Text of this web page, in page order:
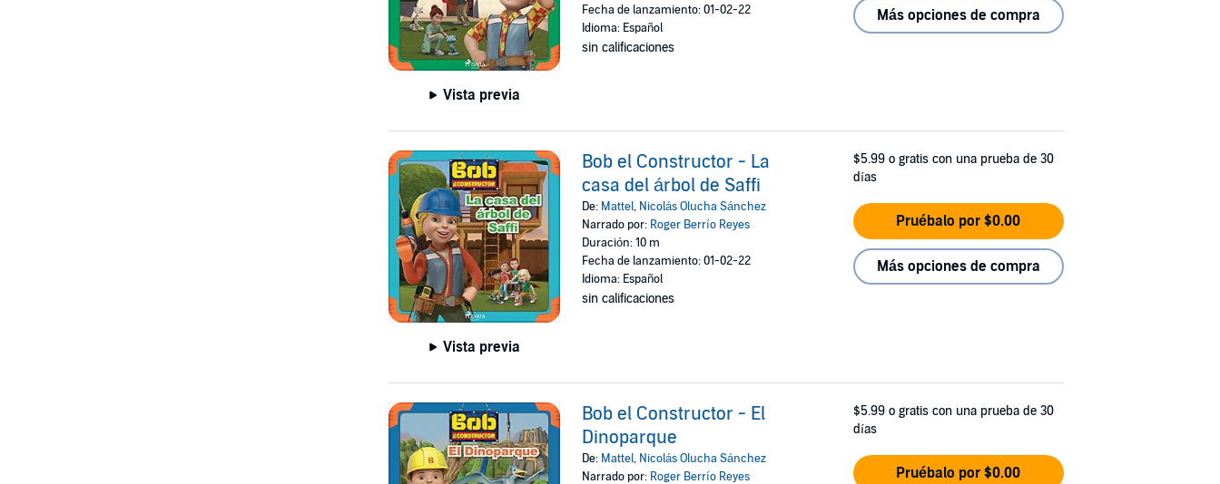
Vista previa
Fecha de lanzamiento: 01-02-22
Idioma: Español
sin calificaciones
Más opciones de compra
Vista previa
Bob el Constructor - La
casa del árbol de Saffi
De: Mattel, Nicolás Olucha Sánchez
Narrado por: Roger Berrío Reyes
Duración: 10 m
Fecha de lanzamiento: 01-02-22
Idioma: Español
sin calificaciones
$5.99 o gratis con una prueba de 30
días
Pruébalo por $0.00
Más opciones de compra
Bob el Constructor - El
Dinoparque
De: Mattel, Nicolás Olucha Sánchez
Narrado por: Roger Berrío Reyes
$5.99 o gratis con una prueba de 30
días
Pruébalo por $0.00